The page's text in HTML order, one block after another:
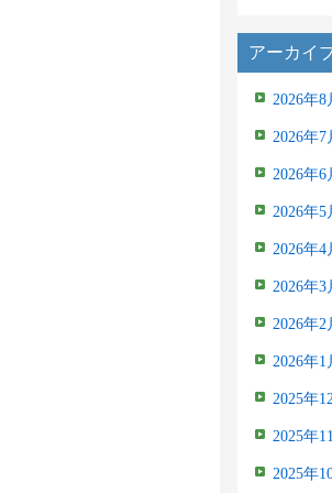
アーカイ
2026年8
2026年7
2026年6
2026年5
2026年4
2026年3
2026年2
2026年1
2025年
2025年
2025年